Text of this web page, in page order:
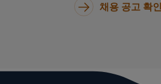
채용 공고 확